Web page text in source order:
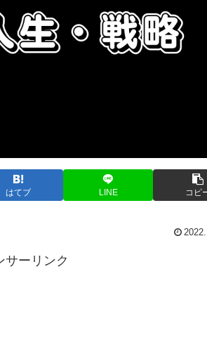
はてブ LINE コピ
サーリンク